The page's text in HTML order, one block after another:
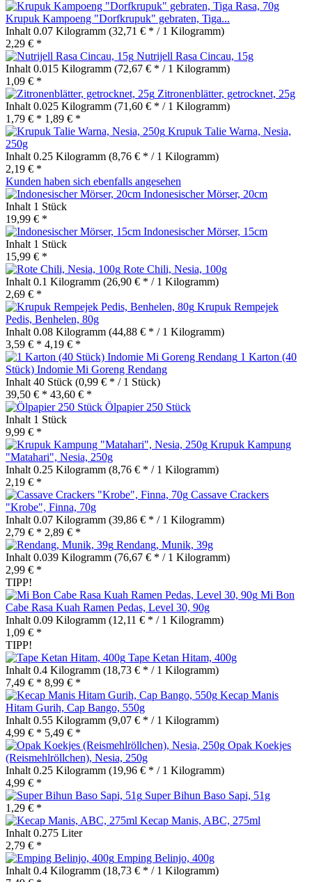
Krupuk Kampoeng "Dorfkrupuk" gebraten, Tiga...
Inhalt 0.07 Kilogramm (32,71 € * / 1 Kilogramm)
2,29 € *
Nutrijell Rasa Cincau, 15g
Inhalt 0.015 Kilogramm (72,67 € * / 1 Kilogramm)
1,09 € *
Zitronenblätter, getrocknet, 25g
Inhalt 0.025 Kilogramm (71,60 € * / 1 Kilogramm)
1,79 € * 1,89 € *
Krupuk Talie Warna, Nesia,
250g
Inhalt 0.25 Kilogramm (8,76 € * / 1 Kilogramm)
2,19 € *
Kunden haben sich ebenfalls angesehen
Indonesischer Mörser, 20cm
Inhalt 1 Stück
19,99 € *
Indonesischer Mörser, 15cm
Inhalt 1 Stück
15,99 € *
Rote Chili, Nesia, 100g
Inhalt 0.1 Kilogramm (26,90 € * / 1 Kilogramm)
2,69 € *
Krupuk Rempejek
Pedis, Benhelen, 80g
Inhalt 0.08 Kilogramm (44,88 € * / 1 Kilogramm)
3,59 € * 4,19 € *
1 Karton (40
Stück) Indomie Mi Goreng Rendang
Inhalt 40 Stück (0,99 € * / 1 Stück)
39,50 € * 43,60 € *
Ölpapier 250 Stück
Inhalt 1 Stück
9,99 € *
Krupuk Kampung
"Matahari", Nesia, 250g
Inhalt 0.25 Kilogramm (8,76 € * / 1 Kilogramm)
2,19 € *
Cassave Crackers
"Krobe", Finna, 70g
Inhalt 0.07 Kilogramm (39,86 € * / 1 Kilogramm)
2,79 € * 2,89 € *
Rendang, Munik, 39g
Inhalt 0.039 Kilogramm (76,67 € * / 1 Kilogramm)
2,99 € *
TIPP!
Mi Bon
Cabe Rasa Kuah Ramen Pedas, Level 30, 90g
Inhalt 0.09 Kilogramm (12,11 € * / 1 Kilogramm)
1,09 € *
TIPP!
Tape Ketan Hitam, 400g
Inhalt 0.4 Kilogramm (18,73 € * / 1 Kilogramm)
7,49 € * 8,99 € *
Kecap Manis
Hitam Gurih, Cap Bango, 550g
Inhalt 0.55 Kilogramm (9,07 € * / 1 Kilogramm)
4,99 € * 5,49 € *
Opak Koekjes
(Reismehlröllchen), Nesia, 250g
Inhalt 0.25 Kilogramm (19,96 € * / 1 Kilogramm)
4,99 € *
Super Bihun Baso Sapi, 51g
1,29 € *
Kecap Manis, ABC, 275ml
Inhalt 0.275 Liter
2,79 € *
Emping Belinjo, 400g
Inhalt 0.4 Kilogramm (18,73 € * / 1 Kilogramm)